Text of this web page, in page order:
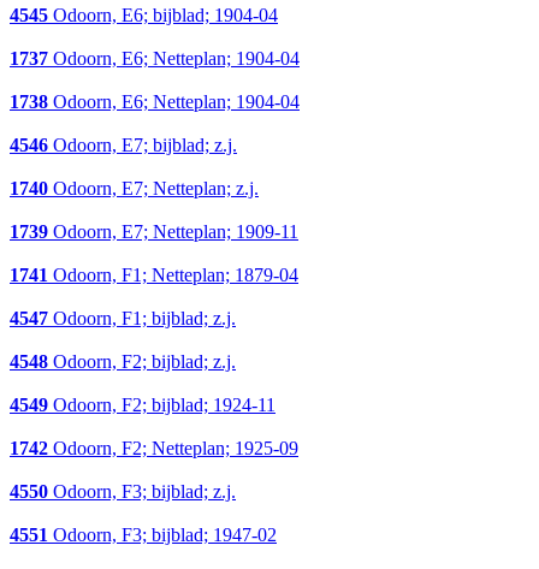
4545 Odoorn, E6; bijblad; 1904-04
1737 Odoorn, E6; Netteplan; 1904-04
1738 Odoorn, E6; Netteplan; 1904-04
4546 Odoorn, E7; bijblad; z.j.
1740 Odoorn, E7; Netteplan; z.j.
1739 Odoorn, E7; Netteplan; 1909-11
1741 Odoorn, F1; Netteplan; 1879-04
4547 Odoorn, F1; bijblad; z.j.
4548 Odoorn, F2; bijblad; z.j.
4549 Odoorn, F2; bijblad; 1924-11
1742 Odoorn, F2; Netteplan; 1925-09
4550 Odoorn, F3; bijblad; z.j.
4551 Odoorn, F3; bijblad; 1947-02